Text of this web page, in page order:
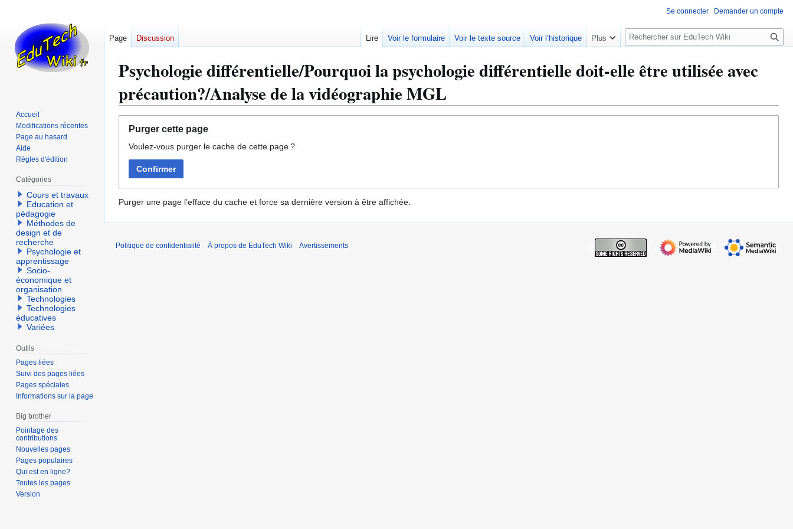
Psychologie différentielle/Pourquoi la psychologie différentielle doit-elle être utilisée avec
précaution?/Analyse de la vidéographie MGL
navigation
recherche
Purger cette page
Voulez-vous purger le cache de cette page ?
Confirmer
Purger une page l’efface du cache et force sa dernière version à être affichée.
Se connecter Demander un compte
Page Discussion Lire Voir le formulaire Voir le texte source Voir l’historique Plus
R
e
h
c
Accueil
Modifications récentes
Page au hasard
Aide
Règles d'édition
Catégories
Cours et travaux
Education et
pédagogie
Méthodes de
design et de
recherche
Psychologie et
apprentissage
Socio-
économique et
organisation
Technologies
Technologies
éducatives
Variées
Outils
Pages liées
Suivi des pages liées
Pages spéciales
Informations sur la page
Big brother
Pointage des
contributions
Nouvelles pages
Pages populaires
Qui est en ligne?
Toutes les pages
Version
Politique de confidentialité À propos de EduTech Wiki Avertissements